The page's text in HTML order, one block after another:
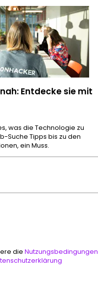
Entdecke sie mit
was die Technologie zu
Suche Tipps bis zu den
ein Muss.
die Nutzungsbedingungen